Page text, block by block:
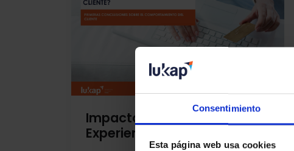
Consentimiento
Esta página web usa cookies
Impacto del COVID-19 en la
Experiencia de Cliente